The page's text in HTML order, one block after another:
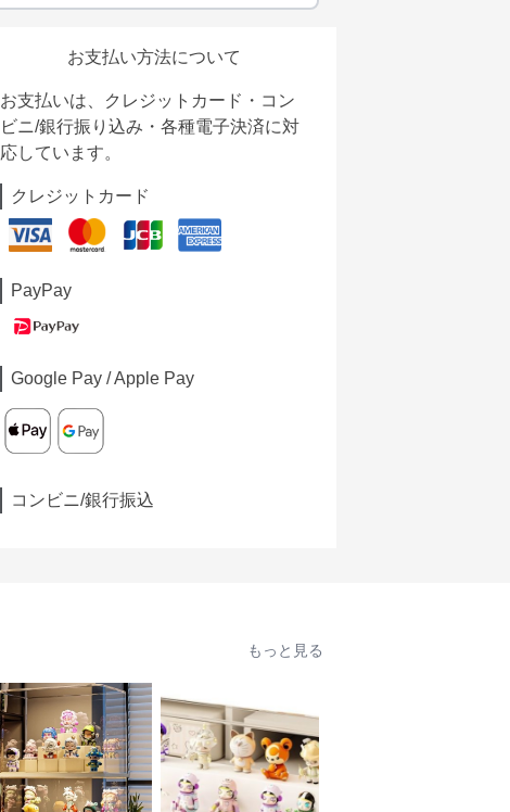
お支払い方法について
お支払いは、クレジットカード・コン
ビニ/銀行振り込み・各種電子決済に対
応しています。
クレジットカード
PayPay
Google Pay / Apple Pay
コンビニ/銀行振込
もっと見る